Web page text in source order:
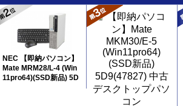
NEC 【即納パソコン】
Mate MRM28/L-4 (Win
11pro64)(SSD新品) 5D